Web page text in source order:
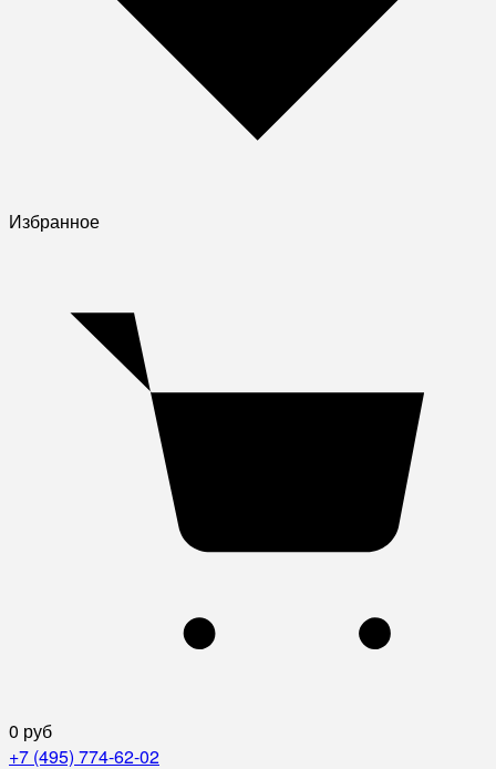
Избранное
0 руб
+7 (495) 774-62-02